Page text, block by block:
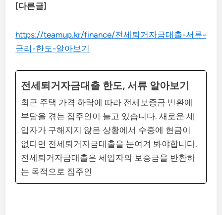
[다른글]
https://teamup.kr/finance/전세퇴거자금대출-서류-
금리-한도-알아보기
전세퇴거자금대출 한도, 서류 알아보기
최근 주택 가격 하락에 따라 전세보증금 반환에
부담을 겪는 집주인이 늘고 있습니다. 새로운 세
입자가 구해지지 않은 상황에서 수중에 현금이
없다면 전세퇴거자금대출을 눈여겨 봐야합니다.
전세퇴거자금대출은 세입자의 보증금을 반환하
는 목적으로 집주인